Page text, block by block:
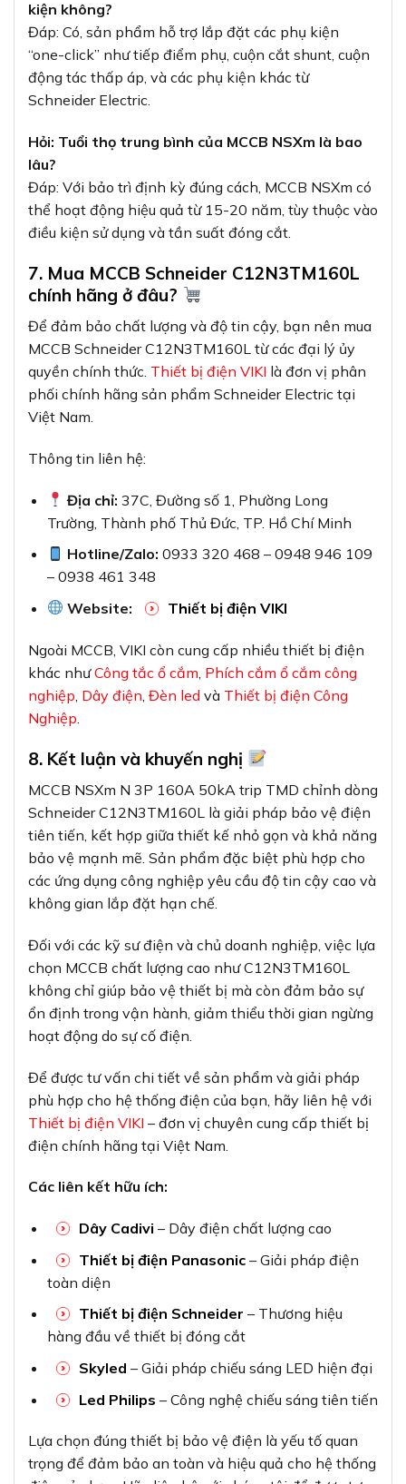
kiện không?
Đáp: Có, sản phẩm hỗ trợ lắp đặt các phụ kiện
“one-click” như tiếp điểm phụ, cuộn cắt shunt, cuộn
động tác thấp áp, và các phụ kiện khác từ
Schneider Electric.
Hỏi: Tuổi thọ trung bình của MCCB NSXm là bao
lâu?
Đáp: Với bảo trì định kỳ đúng cách, MCCB NSXm có
thể hoạt động hiệu quả từ 15-20 năm, tùy thuộc vào
điều kiện sử dụng và tần suất đóng cắt.
7. Mua MCCB Schneider C12N3TM160L
chính hãng ở đâu?
Để đảm bảo chất lượng và độ tin cậy, bạn nên mua
MCCB Schneider C12N3TM160L từ các đại lý ủy
quyền chính thức. Thiết bị điện VIKI là đơn vị phân
phối chính hãng sản phẩm Schneider Electric tại
Việt Nam.
Thông tin liên hệ:
Địa chỉ: 37C, Đường số 1, Phường Long
Trường, Thành phố Thủ Đức, TP. Hồ Chí Minh
Hotline/Zalo: 0933 320 468 – 0948 946 109
– 0938 461 348
Website:
Thiết bị điện VIKI
Ngoài MCCB, VIKI còn cung cấp nhiều thiết bị điện
khác nhưCông tắc ổ cắm Phích cắm ổ cắm công
nghiệp Dây điện Đèn led và Thiết bị điện Công
Nghiệp
8. Kết luận và khuyến nghị
MCCB NSXm N 3P 160A 50kA trip TMD chỉnh dòng
Schneider C12N3TM160L là giải pháp bảo vệ điện
tiên tiến, kết hợp giữa thiết kế nhỏ gọn và khả năng
bảo vệ mạnh mẽ. Sản phẩm đặc biệt phù hợp cho
các ứng dụng công nghiệp yêu cầu độ tin cậy cao và
không gian lắp đặt hạn chế.
Đối với các kỹ sư điện và chủ doanh nghiệp, việc lựa
chọn MCCB chất lượng cao như C12N3TM160L
không chỉ giúp bảo vệ thiết bị mà còn đảm bảo sự
ổn định trong vận hành, giảm thiểu thời gian ngừng
hoạt động do sự cố điện.
Để được tư vấn chi tiết về sản phẩm và giải pháp
phù hợp cho hệ thống điện của bạn, hãy liên hệ với
Thiết bị điện VIKI – đơn vị chuyên cung cấp thiết bị
điện chính hãng tại Việt Nam.
Các liên kết hữu ích:
Dây Cadivi – Dây điện chất lượng cao
Thiết bị điện Panasonic– Giải pháp điện
toàn diện
Thiết bị điện Schneider – Thương hiệu
hàng đầu về thiết bị đóng cắt
Skyled – Giải pháp chiếu sáng LED hiện đại
Led Philips – Công nghệ chiếu sáng tiên tiến
Lựa chọn đúng thiết bị bảo vệ điện là yếu tố quan
trọng để đảm bảo an toàn và hiệu quả cho hệ thống